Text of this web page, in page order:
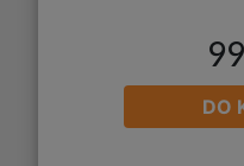
DO